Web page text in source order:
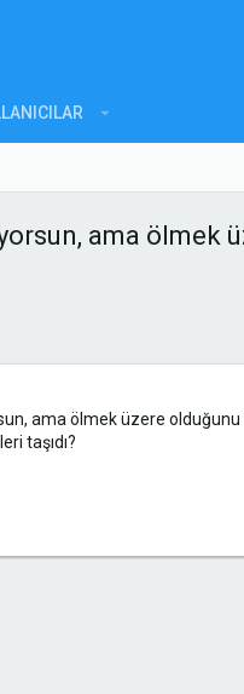
ama ölmek
ama ölmek üzere
taşıdı?